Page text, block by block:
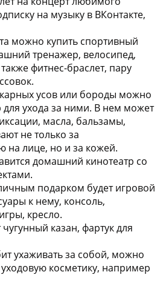
на музыку в ВКонтакте,
можно купить спортивный
тренажер, велосипед,
фитнес-браслет, пару
усов или бороды можно
для ухода за ними. В нем может
масла, бальзамы,
не только за
на лице, но и за кожей.
домашний кинотеатр со
подарком будет игровой
к нему, консоль,
кресло.
казан, фартук для
ухаживать за собой, можно
уходовую косметику, например